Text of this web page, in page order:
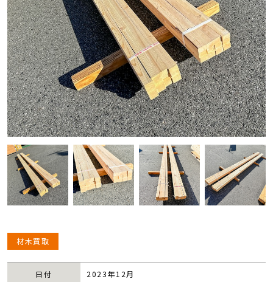
材木買取
日付 2023年12月